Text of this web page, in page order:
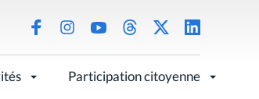
Participation citoyenne